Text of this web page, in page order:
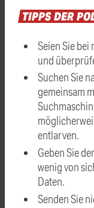
TIPPSDER
Seien Sie
und
Suchen Sie
gemeinsam
entlarven.
Geben Sie
wenig von
Daten.
Senden Sie